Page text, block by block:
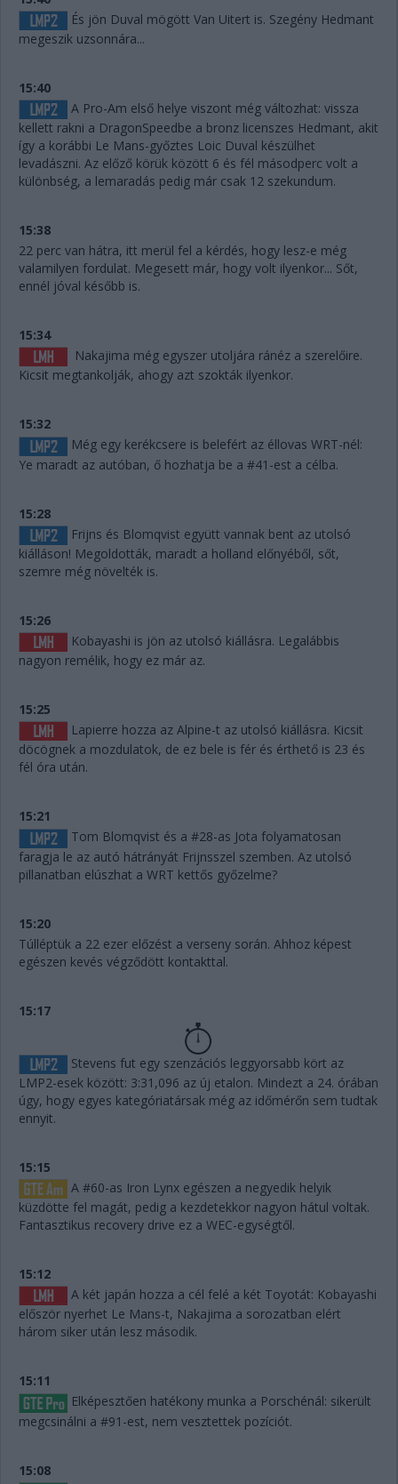
És jön Duval mögött Van Uitert is. Szegény Hedmant
megeszik uzsonnára...
15:40
A Pro-Am első helye viszont még változhat: vissza
kellett rakni a DragonSpeedbe a bronz licenszes Hedmant, akit
így a korábbi Le Mans-győztes Loic Duval készülhet
levadászni. Az előző körük között 6 és fél másodperc volt a
különbség, a lemaradás pedig már csak 12 szekundum.
15:38
22 perc van hátra, itt merül fel a kérdés, hogy lesz-e még
valamilyen fordulat. Megesett már, hogy volt ilyenkor... Sőt,
ennél jóval később is.
15:34
Nakajima még egyszer utoljára ránéz a szerelőire.
Kicsit megtankolják, ahogy azt szokták ilyenkor.
15:32
Még egy kerékcsere is belefért az éllovas WRT-nél:
Ye maradt az autóban, ő hozhatja be a #41-est a célba.
15:28
Frijns és Blomqvist együtt vannak bent az utolsó
kiálláson! Megoldották, maradt a holland előnyéből, sőt,
szemre még növelték is.
15:26
Kobayashi is jön az utolsó kiállásra. Legalábbis
nagyon remélik, hogy ez már az.
15:25
Lapierre hozza az Alpine-t az utolsó kiállásra. Kicsit
döcögnek a mozdulatok, de ez bele is fér és érthető is 23 és
fél óra után.
15:21
Tom Blomqvist és a #28-as Jota folyamatosan
faragja le az autó hátrányát Frijnsszel szemben. Az utolsó
pillanatban elúszhat a WRT kettős győzelme?
15:20
Túlléptük a 22 ezer előzést a verseny során. Ahhoz képest
egészen kevés végződött kontakttal.
15:17
Stevens fut egy szenzációs leggyorsabb kört az
LMP2-esek között: 3:31,096 az új etalon. Mindezt a 24. órában
úgy, hogy egyes kategóriatársak még az időmérőn sem tudtak
ennyit.
15:15
A #60-as Iron Lynx egészen a negyedik helyik
küzdötte fel magát, pedig a kezdetekkor nagyon hátul voltak.
Fantasztikus recovery drive ez a WEC-egységtől.
15:12
A két japán hozza a cél felé a két Toyotát: Kobayashi
először nyerhet Le Mans-t, Nakajima a sorozatban elért
három siker után lesz második.
15:11
Elképesztően hatékony munka a Porschénál: sikerült
megcsinálni a #91-est, nem vesztettek pozíciót.
15:08